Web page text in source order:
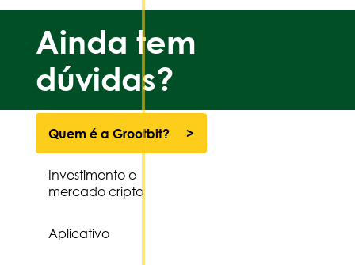
Ainda tem
dúvidas?
Quem é a Grootbit?
Investimento e
mercado cripto
Aplicativo